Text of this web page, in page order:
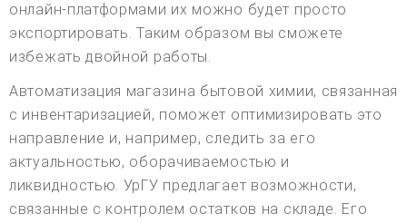
онлайн-платформами их можно будет просто
экспортировать. Таким образом вы сможете
избежать двойной работы.
Автоматизация магазина бытовой химии, связанная
с инвентаризацией, поможет оптимизировать это
направление и, например, следить за его
актуальностью, оборачиваемостью и
ликвидностью. УрГУ предлагает возможности,
связанные с контролем остатков на складе. Его